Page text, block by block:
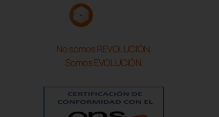
No somos REVOLUCIÓN.
Somos EVOLUCIÓN.